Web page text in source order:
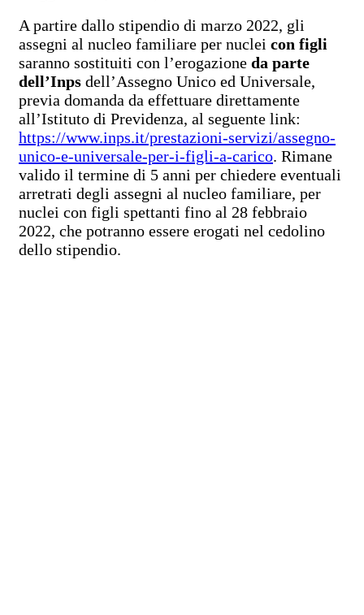
A partire dallo stipendio di marzo 2022, gli
assegni al nucleo familiare per nuclei con figli
saranno sostituiti con l’erogazione da parte
dell’Inps dell’Assegno Unico ed Universale,
previa domanda da effettuare direttamente
all’Istituto di Previdenza, al seguente link:
https://www.inps.it/prestazioni-servizi/assegno-
unico-e-universale-per-i-figli-a-carico. Rimane
valido il termine di 5 anni per chiedere eventuali
arretrati degli assegni al nucleo familiare, per
nuclei con figli spettanti fino al 28 febbraio
2022, che potranno essere erogati nel cedolino
dello stipendio.